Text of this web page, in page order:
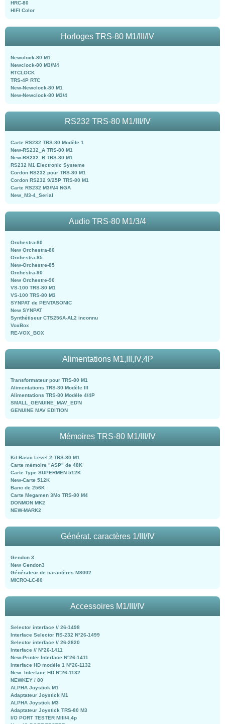
HRC-80
HIFI Color
Horloges TRS-80 M1/III/IV
Newclock-80 M1
Newclock-80 M3/M4
RTCLOCK
TRS-4P RTC
New-Newclock-80 M1
New-Newclock-80 M3/4
RS232 TRS-80 M1/III/IV
Carte RS232 TRS-80 Modèle 1
New-RS232_A TRS-80 M1
New-RS232_B TRS-80 M1
RS232 M1 Electronic Systeme
Cordon RS232 pour TRS-80 M1
Cordon RS232 9/25P TRS-80 M1
Carte RS232 M3/M4 NGA
New_M3-4_Serial
Audio TRS-80 M1/3/4
Orchestra-80
New Orchestra-80
Orchestra-85
New-Orchestre-85
Orchestra-90
New Orchestre-90
VS-100 TRS-80 M1
VS-100 TRS-80 M3
SYNPAT de PENTASONIC
New SYNPAT
Synthétiseur CTS256A-AL2 inconnu
VoxBox
RE-VOX_BOX
Alimentations M1,III,IV,4P
Transformateur pour TRS-80 M1
Alimentations TRS-80 Modèle III
Alimentations TRS-80 Modèle 4/4P
SMALL_GENUINE_MAV_ED'N
GENUINE MAV EDITION
Mémoires TRS-80 M1/III/IV
Kit Basic Level 2 TRS-80 M1
Carte mémoire "ASP" de 48K
Carte Type SUPERMEN 512K
New-Carte 512K
Banc de 256K
Carte Megamen 3Mo TRS-80 M4
DONMON MK2
NEW-MARK2
Générat. caractères 1/III/IV
Gendon 3
New Gendon3
Générateur de caractères M8002
MICRO-LC-80
Accessoires M1/III/IV
Selector interface // 26-1498
Interface Selector RS-232 N°26-1499
Selector interface // 26-2820
Interface // N°26-1411
New-Printer Interface N°26-1411
Interface HD modèle 1 N°26-1132
New_Interface HD N°26-1132
NEWKEY / 80
ALPHA Joystick M1
Adaptateur Joystick M1
ALPHA Joystick M3
Adaptateur Joystick TRS-80 M3
I/O PORT TESTER MIII/4,4p